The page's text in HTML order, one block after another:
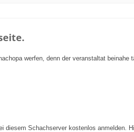
werfen, denn der veranstaltat
diesem Schachserver kostenlos anmelden.